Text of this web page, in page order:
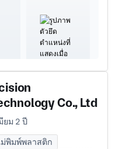
Co., Ltd
ยม 2 ปี
พิมพ์พลาสติก